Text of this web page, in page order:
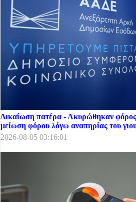
Δικαίωση πατέρα - Ακυρώθηκαν φόρος
μείωση φόρου λόγω αναπηρίας του
2026-08-05 03:16:01